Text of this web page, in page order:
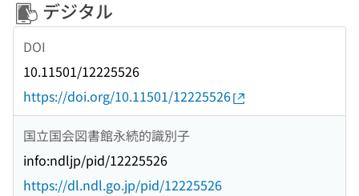
デジタル
DOI
10.11501/12225526
https://doi.org/10.11501/12225526
国立国会図書館永続的識別子
info:ndljp/pid/12225526
https://dl.ndl.go.jp/pid/12225526